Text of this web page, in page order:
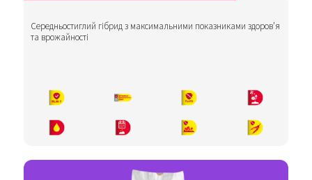
Середньостиглий гібрид з максимальними показниками здоровʼя
та врожайності